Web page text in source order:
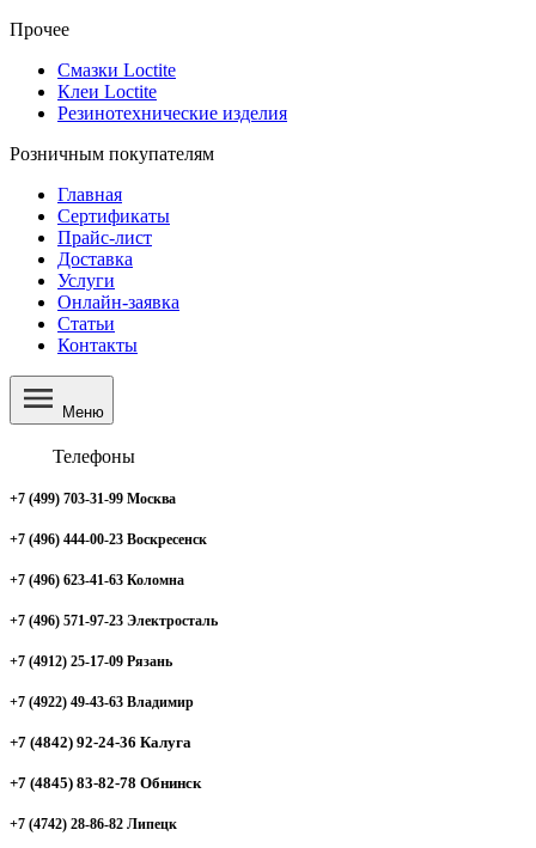
Прочее
Смазки Loctite
Клеи Loctite
Резинотехнические изделия
Розничным покупателям
Главная
Сертификаты
Прайс-лист
Доставка
Услуги
Онлайн-заявка
Статьи
Контакты
Меню
Телефоны
+7 (499) 703-31-99 Москва
+7 (496) 444-00-23 Воскресенск
+7 (496) 623-41-63 Коломна
+7 (496) 571-97-23 Электросталь
+7 (4912) 25-17-09 Рязань
+7 (4922) 49-43-63 Владимир
+7 (4842) 92-24-36 Калуга
+7 (4845) 83-82-78 Обнинск
+7 (4742) 28-86-82 Липецк